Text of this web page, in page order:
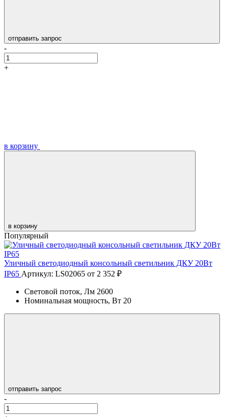
отправить запрос
-
+
в корзину
в корзину
Популярный
Уличный светодиодный консольный светильник ДКУ 20Вт
IP65 Артикул: LS02065 от 2 352 ₽
Световой поток, Лм 2600
Номинальная мощность, Вт 20
отправить запрос
-